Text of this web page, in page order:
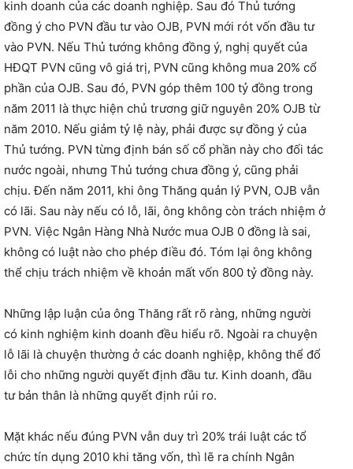
kinh doanh của các doanh nghiệp. Sau đó Thủ tướng
đồng ý cho PVN đầu tư vào OJB, PVN mới rót vốn đầu tư
vào PVN. Nếu Thủ tướng không đồng ý, nghị quyết của
HĐQT PVN cũng vô giá trị, PVN cũng không mua 20% cổ
phần của OJB. Sau đó, PVN góp thêm 100 tỷ đồng trong
năm 2011 là thực hiện chủ trương giữ nguyên 20% OJB từ
năm 2010. Nếu giảm tỷ lệ này, phải được sự đồng ý của
Thủ tướng. PVN từng định bán số cổ phần này cho đối tác
nước ngoài, nhưng Thủ tướng chưa đồng ý, cũng phải
chịu. Đến năm 2011, khi ông Thăng quản lý PVN, OJB vẫn
có lãi. Sau này nếu có lỗ, lãi, ông không còn trách nhiệm ở
PVN. Việc Ngân Hàng Nhà Nước mua OJB 0 đồng là sai,
không có luật nào cho phép điều đó. Tóm lại ông không
thể chịu trách nhiệm về khoản mất vốn 800 tỷ đồng này.
Những lập luận của ông Thăng rất rõ ràng, những người
có kinh nghiệm kinh doanh đều hiểu rõ. Ngoài ra chuyện
lỗ lãi là chuyện thường ở các doanh nghiệp, không thể đổ
lỗi cho những người quyết định đầu tư. Kinh doanh, đầu
tư bản thân là những quyết định rủi ro.
Mặt khác nếu đúng PVN vẫn duy trì 20% trái luật các tổ
chức tín dụng 2010 khi tăng vốn, thì lẽ ra chính Ngân